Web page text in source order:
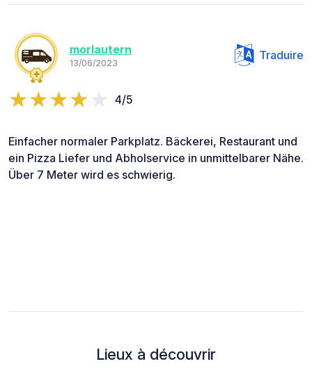
morlautern
13/06/2023
Traduire
4/5
Einfacher normaler Parkplatz. Bäckerei, Restaurant und
ein Pizza Liefer und Abholservice in unmittelbarer Nähe.
Über 7 Meter wird es schwierig.
Lieux à découvrir